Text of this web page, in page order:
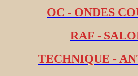
OC - ONDES
RAF -
TECHNIQUE -